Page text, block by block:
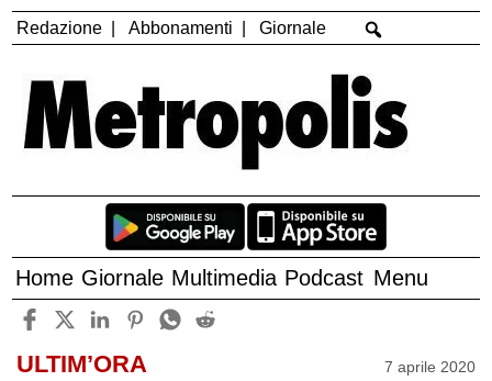
Redazione Abbonamenti Giornale
Home Giornale Multimedia Podcast Menu
ULTIM’ORA 7 aprile 2020